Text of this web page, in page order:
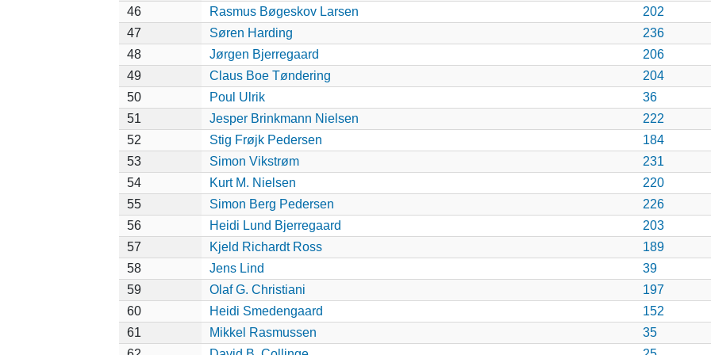
46
Rasmus Bøgeskov Larsen 202
47
Søren Harding 236
48
Jørgen Bjerregaard 206
49
Claus Boe Tøndering 204
50
Poul Ulrik 36
51
Jesper Brinkmann Nielsen 222
52
Stig Frøjk Pedersen 184
53
Simon Vikstrøm 231
54
Kurt M. Nielsen 220
55
Simon Berg Pedersen 226
56
Heidi Lund Bjerregaard 203
57
Kjeld Richardt Ross 189
58
Jens Lind 39
59
Olaf G. Christiani 197
60
Heidi Smedengaard 152
61
Mikkel Rasmussen 35